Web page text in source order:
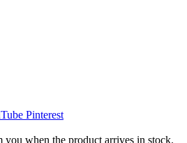
Pinterest
when the product arrives in stock.